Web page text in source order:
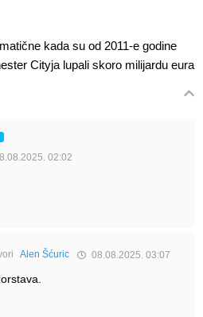
kada su od 2011-e godine
Cityja lupali skoro milijardu eura
02:02
Alen Šćuric 08.08.2025. 03:07